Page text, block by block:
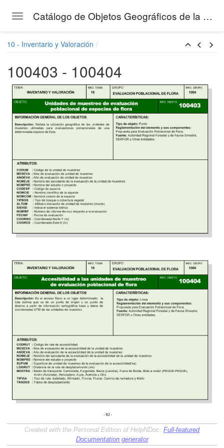
Toggle navigation Catálogo de Objetos Geográficos de la Gestión Forestal del SERFOR
10 - Inventario y Valoración
100403 - 100404
Created with the Personal Edition of HelpNDoc: Full-featured
Documentation generator